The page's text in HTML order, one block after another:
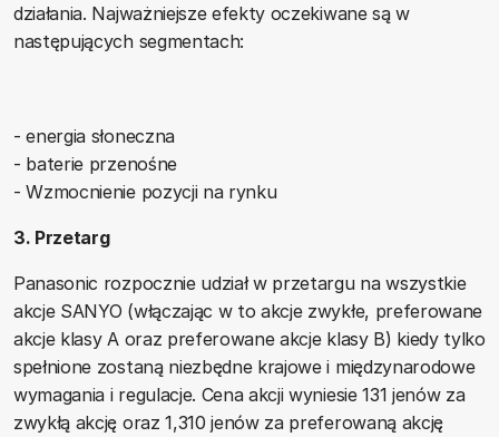
działania. Najważniejsze efekty oczekiwane są w
następujących segmentach:
- energia słoneczna
- baterie przenośne
- Wzmocnienie pozycji na rynku
3. Przetarg
Panasonic rozpocznie udział w przetargu na wszystkie
akcje SANYO (włączając w to akcje zwykłe, preferowane
akcje klasy A oraz preferowane akcje klasy B) kiedy tylko
spełnione zostaną niezbędne krajowe i międzynarodowe
wymagania i regulacje. Cena akcji wyniesie 131 jenów za
zwykłą akcję oraz 1,310 jenów za preferowaną akcję